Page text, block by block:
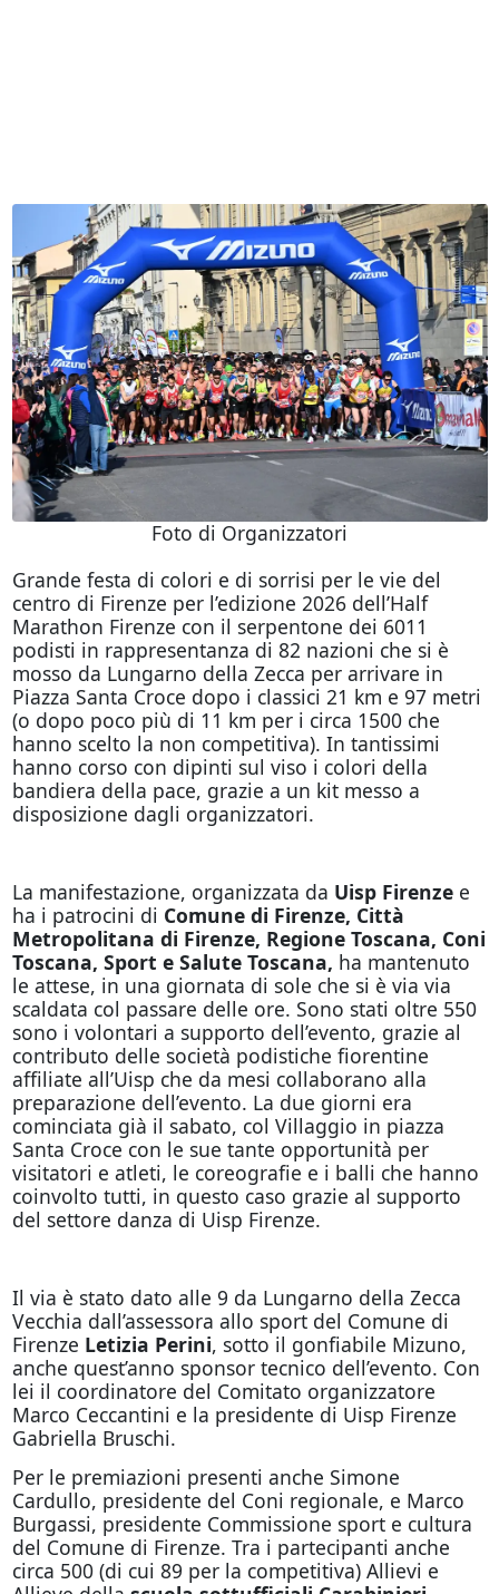
Foto di Organizzatori
Grande festa di colori e di sorrisi per le vie del
centro di Firenze per l’edizione 2026 dell’Half
Marathon Firenze con il serpentone dei 6011
podisti in rappresentanza di 82 nazioni che si è
mosso da Lungarno della Zecca per arrivare in
Piazza Santa Croce dopo i classici 21 km e 97 metri
(o dopo poco più di 11 km per i circa 1500 che
hanno scelto la non competitiva). In tantissimi
hanno corso con dipinti sul viso i colori della
bandiera della pace, grazie a un kit messo a
disposizione dagli organizzatori.
La manifestazione, organizzata da Uisp Firenzee
ha i patrocini di Comune di Firenze, Città
Metropolitana di Firenze, Regione Toscana, Coni
Toscana, Sport e Salute Toscana, ha mantenuto
le attese, in una giornata di sole che si è via via
scaldata col passare delle ore. Sono stati oltre 550
sono i volontari a supporto dell’evento, grazie al
contributo delle società podistiche fiorentine
affiliate all’Uisp che da mesi collaborano alla
preparazione dell’evento. La due giorni era
cominciata già il sabato, col Villaggio in piazza
Santa Croce con le sue tante opportunità per
visitatori e atleti, le coreografie e i balli che hanno
coinvolto tutti, in questo caso grazie al supporto
del settore danza di Uisp Firenze.
Il via è stato dato alle 9 da Lungarno della Zecca
Vecchia dall’assessora allo sport del Comune di
Firenze Letizia Perini, sotto il gonfiabile Mizuno,
anche quest’anno sponsor tecnico dell’evento. Con
lei il coordinatore del Comitato organizzatore
Marco Ceccantini e la presidente di Uisp Firenze
Gabriella Bruschi.
Per le premiazioni presenti anche Simone
Cardullo, presidente del Coni regionale, e Marco
Burgassi, presidente Commissione sport e cultura
del Comune di Firenze. Tra i partecipanti anche
circa 500 (di cui 89 per la competitiva) Allievi e